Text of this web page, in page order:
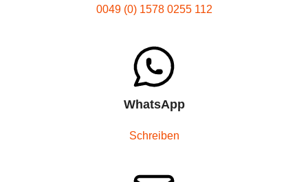
0049 (0) 1578 0255 112
WhatsApp
Schreiben